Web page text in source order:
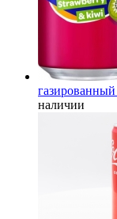
наличии